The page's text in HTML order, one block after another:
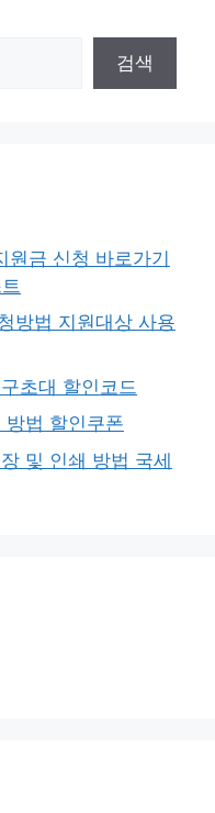
검색
원금 신청 바로가기
방법 지원대상 사용
초대 할인코드
법 할인쿠폰
및 인쇄 방법 국세